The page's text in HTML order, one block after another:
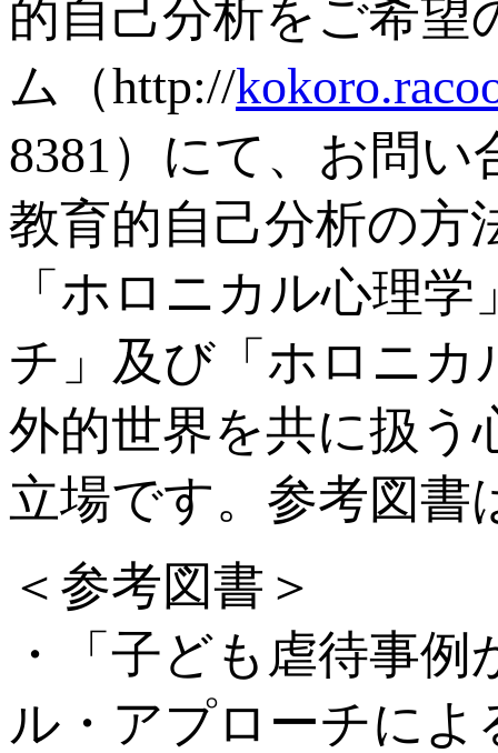
的自己分析をご希望
ム（http://
8381）にて、お問
教育的自己分析の方
「ホロニカル心理
チ」及び「ホロニカ
外的世界を共に扱う
立場です。参考図書
＜参考図書＞
・「子ども虐待事
ル・アプローチによ